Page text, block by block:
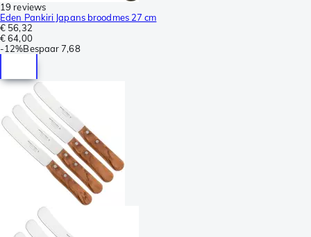
19 reviews
Eden Pankiri Japans broodmes 27 cm
€ 56,32
€ 64,00
-12%Bespaar 7,68